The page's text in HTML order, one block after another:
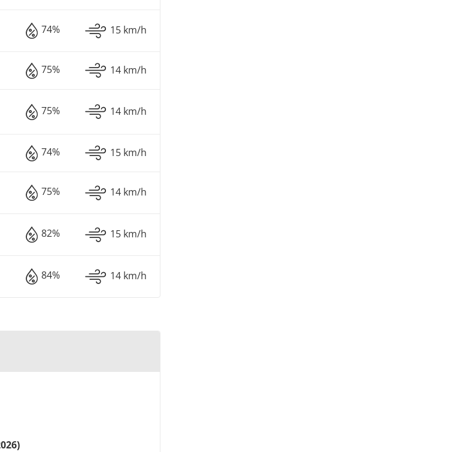
74% 15 km/h
75% 14 km/h
75% 14 km/h
74% 15 km/h
75% 14 km/h
82% 15 km/h
84% 14 km/h